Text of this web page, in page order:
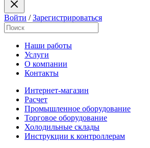
Войти /Зарегистрироваться
Наши работы
Услуги
О компании
Контакты
Интернет-магазин
Расчет
Промышленное оборудование
Торговое оборудование
Холодильные склады
Инструкции к контроллерам